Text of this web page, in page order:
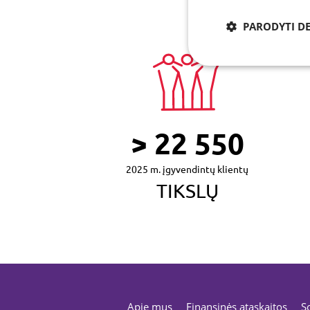
> 22 550
2025 m. įgyvendintų klientų
TIKSLŲ
Apie mus Finansinės ataskaitos
PARODYTI
Būtinieji
Šie slapukai yra
_tgidts